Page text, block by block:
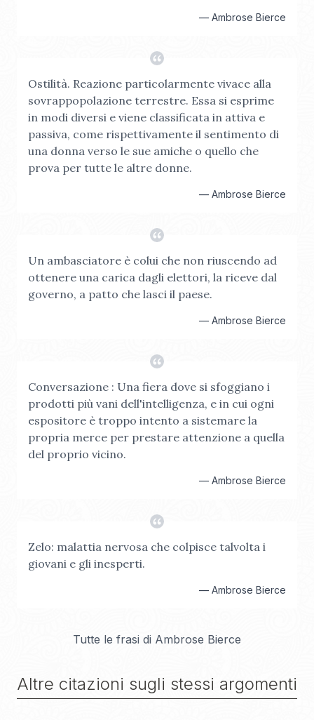
— Ambrose Bierce
Ostilità. Reazione particolarmente vivace alla
sovrappopolazione terrestre. Essa si esprime
in modi diversi e viene classificata in attiva e
passiva, come rispettivamente il sentimento di
una donna verso le sue amiche o quello che
prova per tutte le altre donne.
— Ambrose Bierce
Un ambasciatore è colui che non riuscendo ad
ottenere una carica dagli elettori, la riceve dal
governo, a patto che lasci il paese.
— Ambrose Bierce
Conversazione : Una fiera dove si sfoggiano i
prodotti più vani dell'intelligenza, e in cui ogni
espositore è troppo intento a sistemare la
propria merce per prestare attenzione a quella
del proprio vicino.
— Ambrose Bierce
Zelo: malattia nervosa che colpisce talvolta i
giovani e gli inesperti.
— Ambrose Bierce
Tutte le frasi di Ambrose Bierce
Altre citazioni sugli stessi argomenti